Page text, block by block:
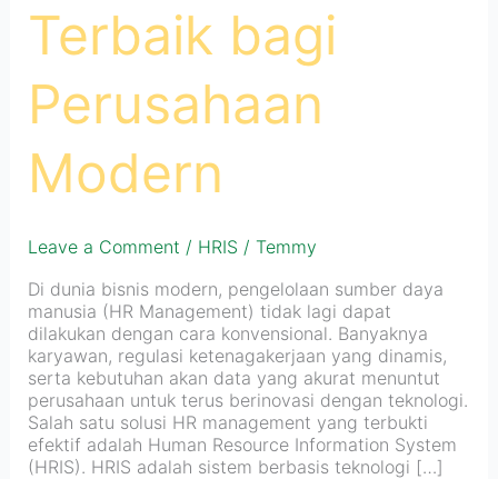
Terbaik bagi
Perusahaan
Modern
Leave a Comment / HRIS / Temmy
Di dunia bisnis modern, pengelolaan sumber daya
manusia (HR Management) tidak lagi dapat
dilakukan dengan cara konvensional. Banyaknya
karyawan, regulasi ketenagakerjaan yang dinamis,
serta kebutuhan akan data yang akurat menuntut
perusahaan untuk terus berinovasi dengan teknologi.
Salah satu solusi HR management yang terbukti
efektif adalah Human Resource Information System
(HRIS). HRIS adalah sistem berbasis teknologi […]